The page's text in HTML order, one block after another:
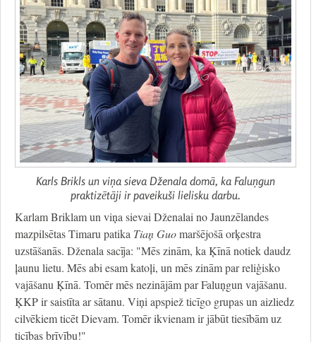
Karls Brikls un viņa sieva Dženala domā, ka Faluņgun
praktizētāji ir paveikuši lielisku darbu.
Karlam Briklam un viņa sievai Dženalai no Jaunzēlandes
mazpilsētas Timaru patika Tiaņ Guomaršējošā orķestra
uzstāšanās. Dženala sacīja: "Mēs zinām, ka Ķīnā notiek daudz
ļaunu lietu. Mēs abi esam katoļi, un mēs zinām par reliģisko
vajāšanu Ķīnā. Tomēr mēs nezinājām par Faluņgun vajāšanu.
ĶKP ir saistīta ar sātanu. Viņi apspiež ticīgo grupas un aizliedz
cilvēkiem ticēt Dievam. Tomēr ikvienam ir jābūt tiesībām uz
ticības brīvību!"